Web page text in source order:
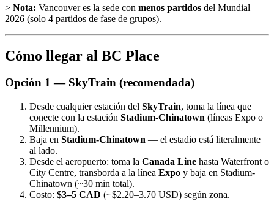
> Nota: Vancouver es la sede con menos partidos del Mundial
2026 (solo 4 partidos de fase de grupos).
Cómo llegar al BC Place
Opción 1 — SkyTrain (recomendada)
Desde cualquier estación del SkyTrain, toma la línea que
conecte con la estación Stadium-Chinatown (líneas Expo o
Millennium).
Baja en Stadium-Chinatown — el estadio está literalmente
al lado.
Desde el aeropuerto: toma la Canada Line hasta Waterfront o
City Centre, transborda a la línea Expo y baja en Stadium-
Chinatown (~30 min total).
Costo: $3–5 CAD (~$2.20–3.70 USD) según zona.